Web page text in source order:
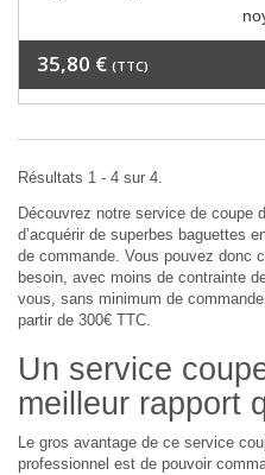
35,80 € (TTC)
Résultats 1 - 4 sur 4.
Découvrez notre service de coupe
d’acquérir de superbes baguettes
de commande. Vous pouvez donc
besoin, avec moins de contrainte
vous, sans minimum de
partir de 300€ TTC.
Un service
meilleur rapport
Le gros avantage de ce service
professionnel est de pouvoir